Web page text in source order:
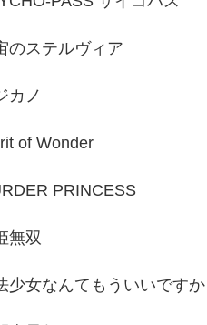
のステルヴィア
カノ
of Wonder
PRINCESS
無双
少女なんてもういいですか